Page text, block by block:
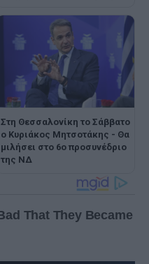
Στη Θεσσαλονίκη το Σάββατο
ο Κυριάκος Μητσοτάκης - Θα
μιλήσει στο 6ο προσυνέδριο
της ΝΔ